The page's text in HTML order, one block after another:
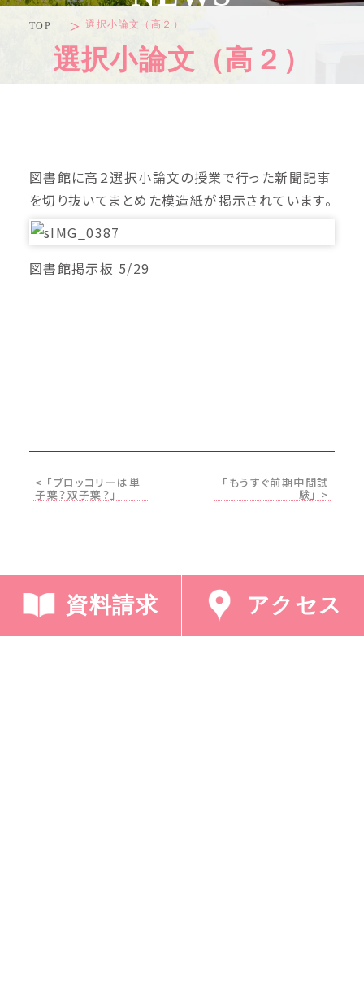
資料請求 アクセス
TOP 選択小論文（高２）
選択小論文（高２）
図書館に高２選択小論文の授業で行った新聞記事
を切り抜いてまとめた模造紙が掲示されています。
図書館掲示板 5/29
< 「ブロッコリーは単
子葉？双子葉？」
「もうすぐ前期中間試
験」 >